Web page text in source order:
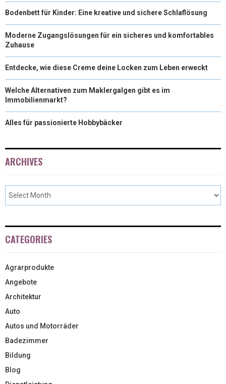
Bodenbett für Kinder: Eine kreative und sichere Schlaflösung
Moderne Zugangslösungen für ein sicheres und komfortables
Zuhause
Entdecke, wie diese Creme deine Locken zum Leben erweckt
Welche Alternativen zum Maklergalgen gibt es im
Immobilienmarkt?
Alles für passionierte Hobbybäcker
ARCHIVES
CATEGORIES
Agrarprodukte
Angebote
Architektur
Auto
Autos und Motorräder
Badezimmer
Bildung
Blog